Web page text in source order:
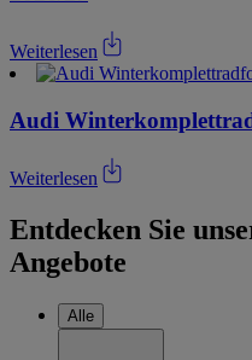
Weiterlesen
Audi
Weiterlesen
Entdecken Sie
Angebote
Alle